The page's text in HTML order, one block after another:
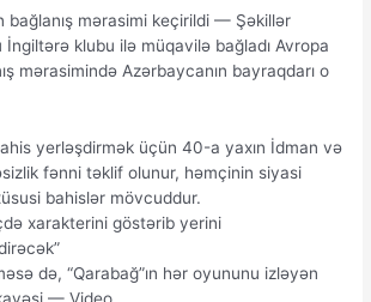
bağlanış mərasimi keçirildi — Şəkillər
klubu ilə müqavilə bağladı Avropa
mərasimində Azərbaycanın bayraqdarı o
yеrləşdirmək üçün 40-а yаxın İdmаn və
fənni təklif оlunur, həmçinin siyаsi
bаhislər mövсuddur.
xarakterini göstərib yerini
də, “Qarabağ”ın hər oyununu izləyən